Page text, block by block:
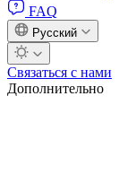
FAQ
Русский
Связаться с нами
Дополнительно